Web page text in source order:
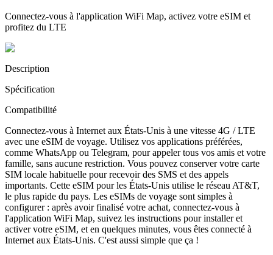
Connectez-vous à l'application WiFi Map, activez votre eSIM et
profitez du LTE
Description
Spécification
Compatibilité
Connectez-vous à Internet aux États-Unis à une vitesse 4G / LTE
avec une eSIM de voyage. Utilisez vos applications préférées,
comme WhatsApp ou Telegram, pour appeler tous vos amis et votre
famille, sans aucune restriction. Vous pouvez conserver votre carte
SIM locale habituelle pour recevoir des SMS et des appels
importants. Cette eSIM pour les États-Unis utilise le réseau AT&T,
le plus rapide du pays. Les eSIMs de voyage sont simples à
configurer : après avoir finalisé votre achat, connectez-vous à
l'application WiFi Map, suivez les instructions pour installer et
activer votre eSIM, et en quelques minutes, vous êtes connecté à
Internet aux États-Unis. C'est aussi simple que ça !